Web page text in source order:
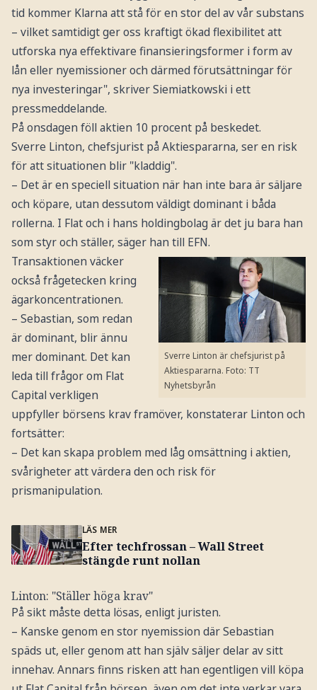
tid kommer Klarna att stå för en stor del av vår substans
– vilket samtidigt ger oss kraftigt ökad flexibilitet att
utforska nya effektivare finansieringsformer i form av
lån eller nyemissioner och därmed förutsättningar för
nya investeringar", skriver Siemiatkowski i ett
pressmeddelande.
På onsdagen föll aktien 10 procent på beskedet.
Sverre Linton, chefsjurist på Aktiespararna, ser en risk
för att situationen blir "kladdig".
– Det är en speciell situation när han inte bara är säljare
och köpare, utan dessutom väldigt dominant i båda
rollerna. I Flat och i hans holdingbolag är det ju bara han
som styr och ställer, säger han till EFN.
Sverre Linton är chefsjurist på
Aktiespararna. Foto: TT
Nyhetsbyrån
Transaktionen väcker
också frågetecken kring
ägarkoncentrationen.
– Sebastian, som redan
är dominant, blir ännu
mer dominant. Det kan
leda till frågor om Flat
Capital verkligen
uppfyller börsens krav framöver, konstaterar Linton och
fortsätter:
– Det kan skapa problem med låg omsättning i aktien,
svårigheter att värdera den och risk för
prismanipulation.
LÄS MER
Efter techfrossan – Wall Street
stängde runt nollan
Linton: "Ställer höga krav"
På sikt måste detta lösas, enligt juristen.
– Kanske genom en stor nyemission där Sebastian
späds ut, eller genom att han själv säljer delar av sitt
innehav. Annars finns risken att han egentligen vill köpa